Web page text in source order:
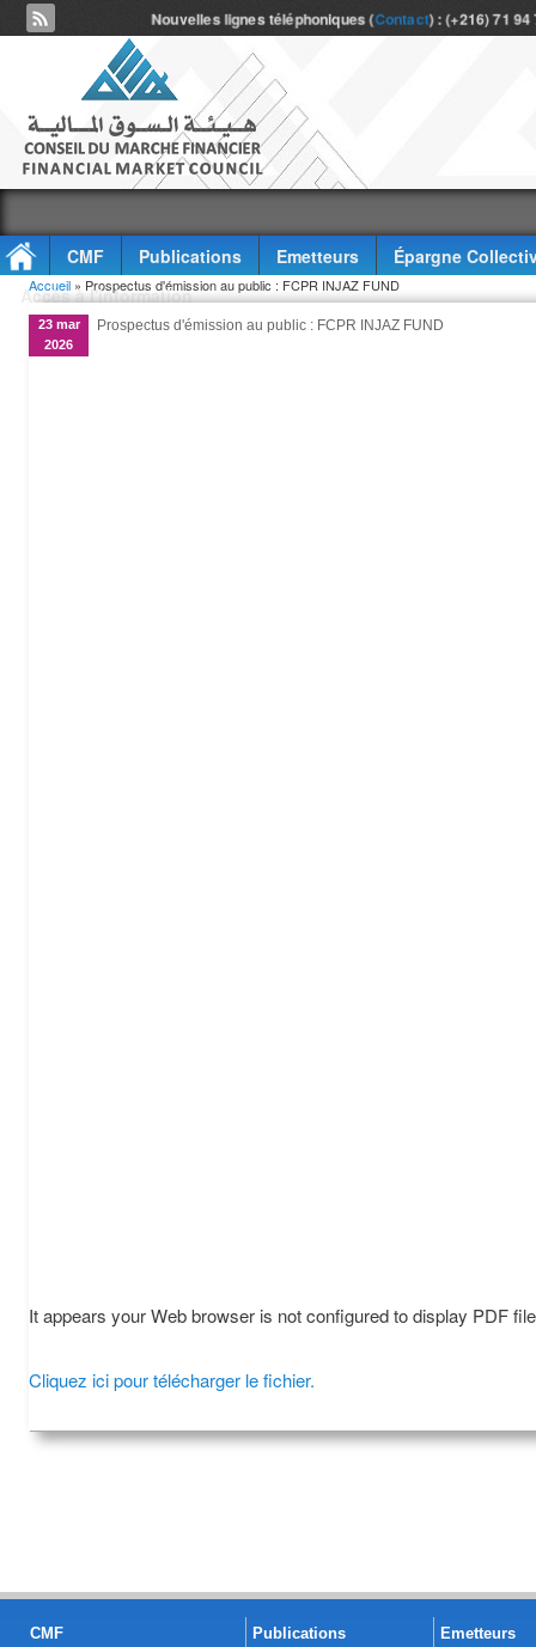
Nouvelles lignes téléphoniques (Contact) : (+216) 71
CMF Publications Emetteurs
Épargne
Accès à l'information
Vous êtes ici
Accueil » Prospectus d'émission au public : FCPR INJAZ FUND
23 mar
2026
Prospectus d'émission au public : FCPR INJAZ FUND
It appears your Web browser is not configured to display PDF
Cliquez ici pour télécharger le fichier.
CMF Publications Emetteurs